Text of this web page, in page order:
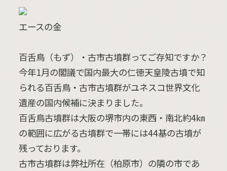
エースの金
百舌鳥（もず）・古市古墳群ってご存知ですか？
今年1月の閣議で国内最大の仁徳天皇陵古墳で知
られる百舌鳥・古市古墳群がユネスコ世界文化
遺産の国内候補に決まりました。
百舌鳥古墳群は大阪の堺市内の東西・南北約4㎞
の範囲に広がる古墳群で一帯には44基の古墳が
残っております。
古市古墳群は弊社所在（柏原市）の隣の市であ